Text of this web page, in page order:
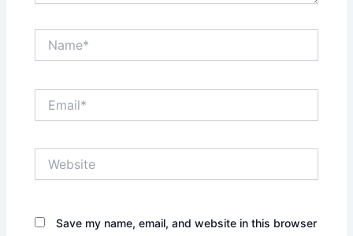
Save my name, email, and website in this browser